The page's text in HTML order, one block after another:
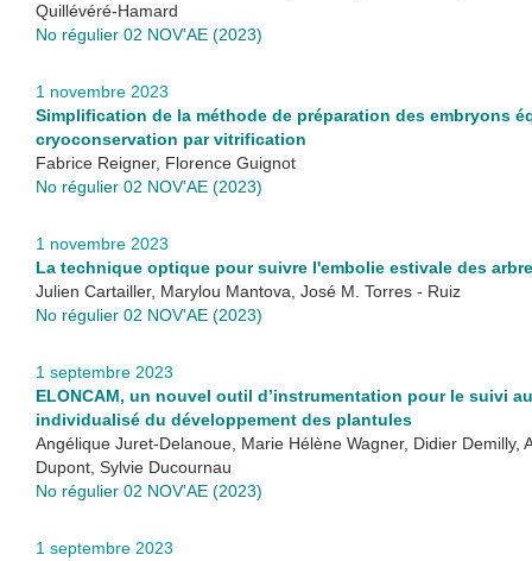
Quillévéré-Hamard
No régulier 02 NOV'AE (2023)
1 novembre 2023
Simplification de la méthode de préparation des embryons
cryoconservation par vitrification
Fabrice Reigner, Florence Guignot
No régulier 02 NOV'AE (2023)
1 novembre 2023
La technique optique pour suivre l'embolie estivale des
Julien Cartailler, Marylou Mantova, José M. Torres - Ruiz
No régulier 02 NOV'AE (2023)
1 septembre 2023
ELONCAM, un nouvel outil d’instrumentation pour le suivi
individualisé du développement des plantules
Angélique Juret-Delanoue, Marie Hélène Wagner, Didier Demilly,
Dupont, Sylvie Ducournau
No régulier 02 NOV'AE (2023)
1 septembre 2023